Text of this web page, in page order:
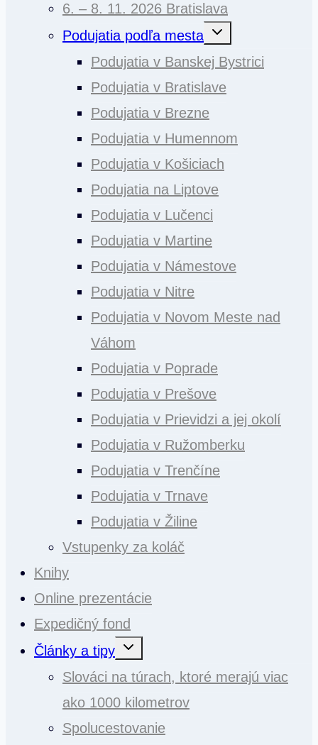
6. – 8. 11. 2026 Bratislava
Podujatia podľa mesta
Toggle
Podujatia v Banskej Bystrici
Podujatia v Bratislave
Podujatia v Brezne
Podujatia v Humennom
Podujatia v Košiciach
Podujatia na Liptove
Podujatia v Lučenci
Podujatia v Martine
Podujatia v Námestove
Podujatia v Nitre
Podujatia v Novom Meste nad
Váhom
Podujatia v Poprade
Podujatia v Prešove
Podujatia v Prievidzi a jej okolí
Podujatia v Ružomberku
Podujatia v Trenčíne
Podujatia v Trnave
Podujatia v Žiline
Vstupenky za koláč
Knihy
Online prezentácie
Expedičný fond
Články a tipy
Toggle
Slováci na túrach, ktoré merajú viac
ako 1000 kilometrov
Spolucestovanie